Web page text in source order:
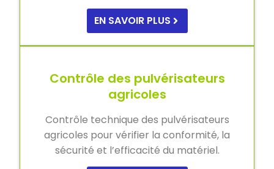
EN SAVOIR PLUS
Contrôle des pulvérisateurs
agricoles
Contrôle technique des pulvérisateurs
agricoles pour vérifier la conformité, la
sécurité et l’efficacité du matériel.